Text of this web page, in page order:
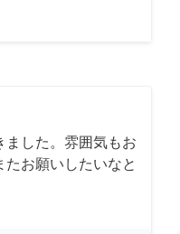
ました。雰囲気もお
お願いしたいなと